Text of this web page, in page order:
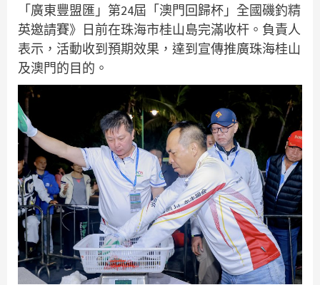
「廣東豐盟匯」第24屆「澳門回歸杯」全國磯釣精
英邀請賽》日前在珠海市桂山島完滿收杆。負責人
表示，活動收到預期效果，達到宣傳推廣珠海桂山
及澳門的目的。